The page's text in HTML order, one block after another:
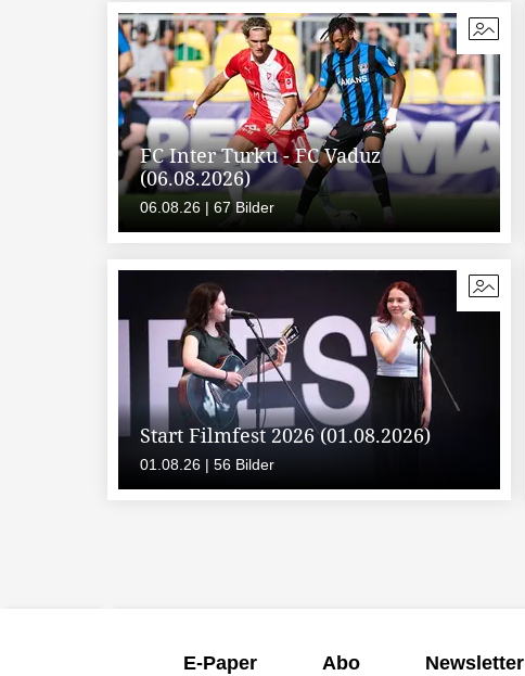
FC Inter Turku - FC Vaduz
(06.08.2026)
06.08.26 | 67 Bilder
Start Filmfest 2026 (01.08.2026)
01.08.26 | 56 Bilder
E-Paper Abo Newsletter